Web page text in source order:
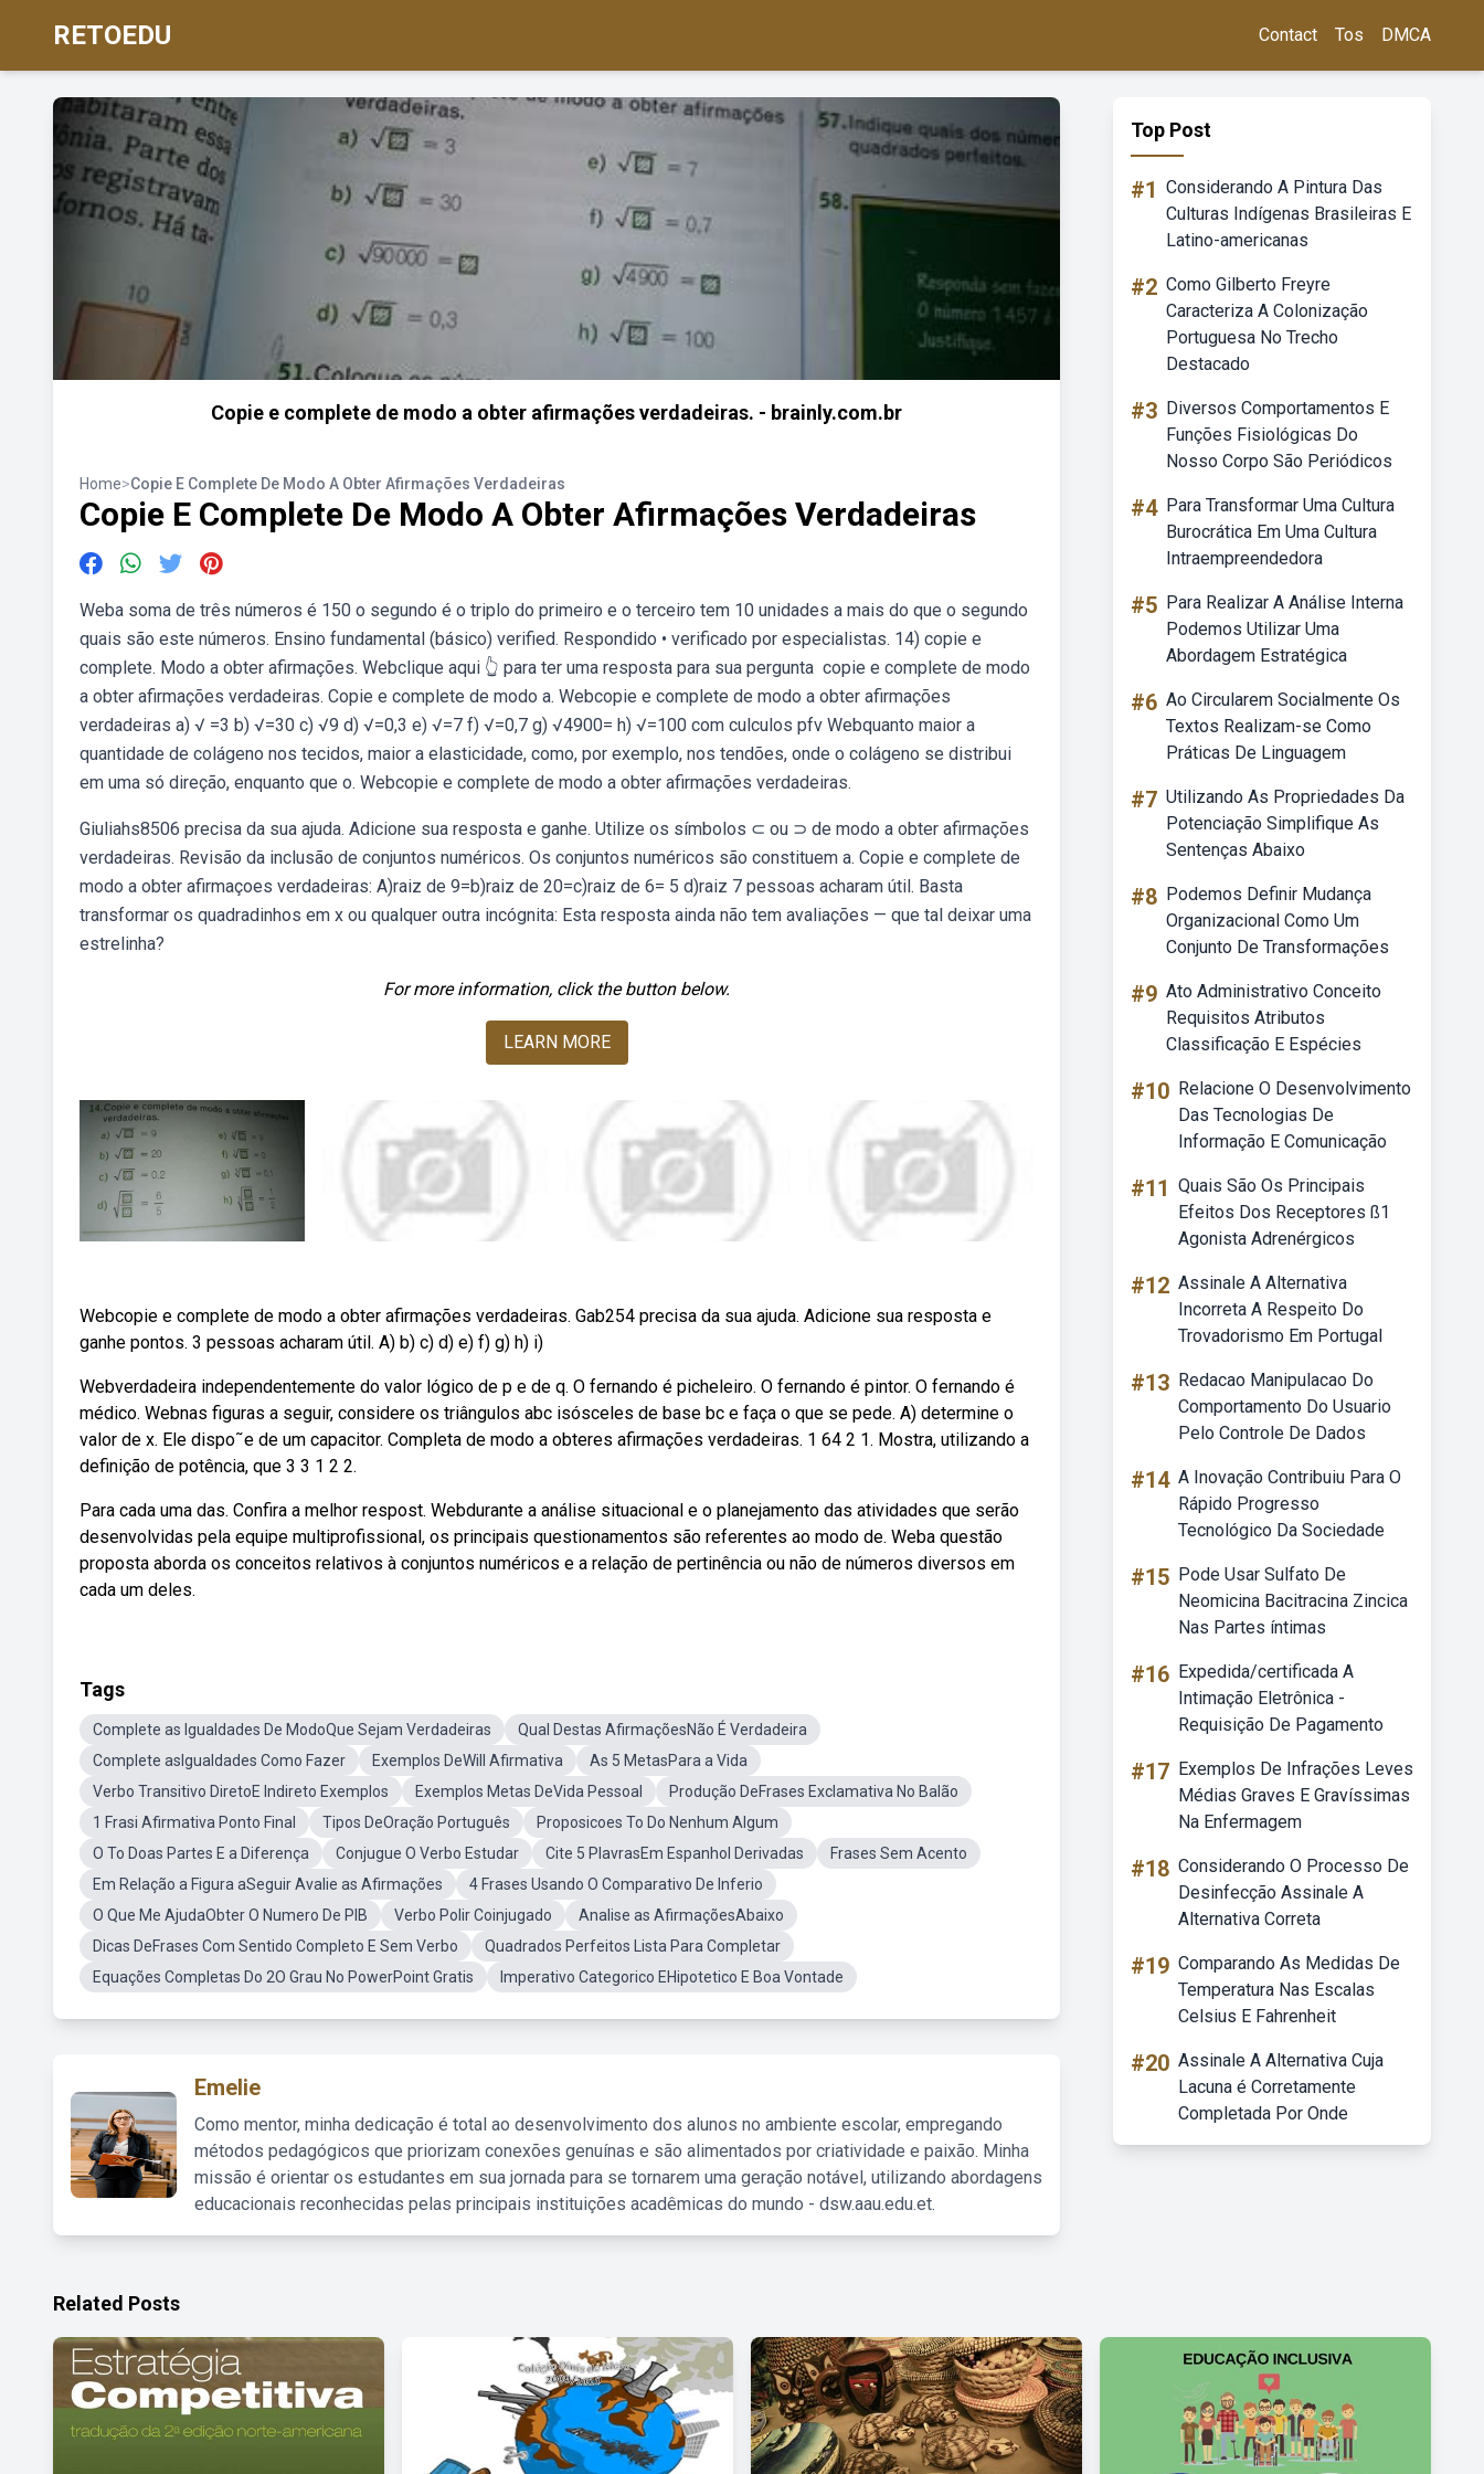
RETOEDU Contact Tos DMCA
Copie e complete de modo a obter afirmações verdadeiras. - brainly.com.br
Home>Copie E Complete De Modo A Obter Afirmações Verdadeiras
Copie E Complete De Modo A Obter Afirmações Verdadeiras
Weba soma de três números é 150 o segundo é o triplo do primeiro e o terceiro tem 10 unidades a mais do que o segundo
quais são este números. Ensino fundamental (básico) verified. Respondido • verificado por especialistas. 14) copie e
complete. Modo a obter afirmações. Webclique aqui 👆 para ter uma resposta para sua pergunta ️ copie e complete de modo
a obter afirmações verdadeiras. Copie e complete de modo a. Webcopie e complete de modo a obter afirmações
verdadeiras a) √ =3 b) √=30 c) √9 d) √=0,3 e) √=7 f) √=0,7 g) √4900= h) √=100 com culculos pfv Webquanto maior a
quantidade de colágeno nos tecidos, maior a elasticidade, como, por exemplo, nos tendões, onde o colágeno se distribui
em uma só direção, enquanto que o. Webcopie e complete de modo a obter afirmações verdadeiras.
Giuliahs8506 precisa da sua ajuda. Adicione sua resposta e ganhe. Utilize os símbolos ⊂ ou ⊃ de modo a obter afirmações
verdadeiras. Revisão da inclusão de conjuntos numéricos. Os conjuntos numéricos são constituem a. Copie e complete de
modo a obter afirmaçoes verdadeiras: A)raiz de 9=b)raiz de 20=c)raiz de 6= 5 d)raiz 7 pessoas acharam útil. Basta
transformar os quadradinhos em x ou qualquer outra incógnita: Esta resposta ainda não tem avaliações — que tal deixar uma
estrelinha?
For more information, click the button below.
LEARN MORE
Webcopie e complete de modo a obter afirmações verdadeiras. Gab254 precisa da sua ajuda. Adicione sua resposta e
ganhe pontos. 3 pessoas acharam útil. A) b) c) d) e) f) g) h) i)
Webverdadeira independentemente do valor lógico de p e de q. O fernando é picheleiro. O fernando é pintor. O fernando é
médico. Webnas figuras a seguir, considere os triângulos abc isósceles de base bc e faça o que se pede. A) determine o
valor de x. Ele dispo˜e de um capacitor. Completa de modo a obteres afirmações verdadeiras. 1 64 2 1. Mostra, utilizando a
definição de potência, que 3 3 1 2 2.
Para cada uma das. Confira a melhor respost. Webdurante a análise situacional e o planejamento das atividades que serão
desenvolvidas pela equipe multiprofissional, os principais questionamentos são referentes ao modo de. Weba questão
proposta aborda os conceitos relativos à conjuntos numéricos e a relação de pertinência ou não de números diversos em
cada um deles.
Tags
Complete as Igualdades De ModoQue Sejam Verdadeiras
Qual Destas AfirmaçõesNão É Verdadeira
Complete asIgualdades Como Fazer
Exemplos DeWill Afirmativa
As 5 MetasPara a Vida
Verbo Transitivo DiretoE Indireto Exemplos
Exemplos Metas DeVida Pessoal
Produção DeFrases Exclamativa No Balão
1 Frasi Afirmativa Ponto Final
Tipos DeOração Português
Proposicoes To Do Nenhum Algum
O To Doas Partes E a Diferença
Conjugue O Verbo Estudar Cite 5 PlavrasEm Espanhol Derivadas
Frases Sem Acento
Em Relação a Figura aSeguir Avalie as Afirmações
4 Frases Usando O Comparativo De Inferio
O Que Me AjudaObter O Numero De PIB
Verbo Polir Coinjugado
Analise as AfirmaçõesAbaixo
Dicas DeFrases Com Sentido Completo E Sem Verbo
Quadrados Perfeitos Lista Para Completar
Equações Completas Do 2O Grau No PowerPoint Gratis
Imperativo Categorico EHipotetico E Boa Vontade
Emelie
Como mentor, minha dedicação é total ao desenvolvimento dos alunos no ambiente escolar, empregando
métodos pedagógicos que priorizam conexões genuínas e são alimentados por criatividade e paixão. Minha
missão é orientar os estudantes em sua jornada para se tornarem uma geração notável, utilizando abordagens
educacionais reconhecidas pelas principais instituições acadêmicas do mundo - dsw.aau.edu.et.
Top Post
#1 Considerando A Pintura Das
Culturas Indígenas Brasileiras E
Latino-americanas
#2 Como Gilberto Freyre
Caracteriza A Colonização
Portuguesa No Trecho
Destacado
#3 Diversos Comportamentos E
Funções Fisiológicas Do
Nosso Corpo São Periódicos
#4 Para Transformar Uma Cultura
Burocrática Em Uma Cultura
Intraempreendedora
#5 Para Realizar A Análise Interna
Podemos Utilizar Uma
Abordagem Estratégica
#6 Ao Circularem Socialmente Os
Textos Realizam-se Como
Práticas De Linguagem
#7 Utilizando As Propriedades Da
Potenciação Simplifique As
Sentenças Abaixo
#8 Podemos Definir Mudança
Organizacional Como Um
Conjunto De Transformações
#9 Ato Administrativo Conceito
Requisitos Atributos
Classificação E Espécies
#10 Relacione O Desenvolvimento
Das Tecnologias De
Informação E Comunicação
#11 Quais São Os Principais
Efeitos Dos Receptores ß1
Agonista Adrenérgicos
#12 Assinale A Alternativa
Incorreta A Respeito Do
Trovadorismo Em Portugal
#13 Redacao Manipulacao Do
Comportamento Do Usuario
Pelo Controle De Dados
#14 A Inovação Contribuiu Para O
Rápido Progresso
Tecnológico Da Sociedade
#15 Pode Usar Sulfato De
Neomicina Bacitracina Zincica
Nas Partes íntimas
#16 Expedida/certificada A
Intimação Eletrônica -
Requisição De Pagamento
#17 Exemplos De Infrações Leves
Médias Graves E Gravíssimas
Na Enfermagem
#18 Considerando O Processo De
Desinfecção Assinale A
Alternativa Correta
#19 Comparando As Medidas De
Temperatura Nas Escalas
Celsius E Fahrenheit
#20 Assinale A Alternativa Cuja
Lacuna é Corretamente
Completada Por Onde
Related Posts